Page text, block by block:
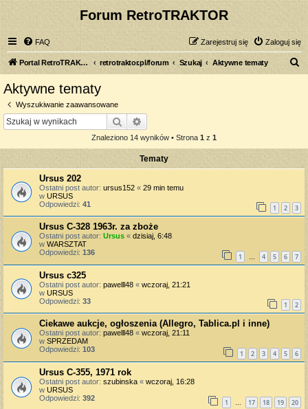
Forum RetroTRAKTOR
FAQ Zaloguj się
Zarejestruj się
Portal RetroTRAKTOR.pl retrotraktor.pl/forum Szukaj Aktywne tematy
Aktywne tematy
Wyszukiwanie zaawansowane
Szukaj
Znaleziono 14 wyników • Strona 1 z 1
Tematy
Ursus 202
Ostatni post autor: ursus152 « 29 min temu
w URSUS
Odpowiedzi: 41 1 2 3
Ursus C-328 1963r. za zboże
Ostatni post autor: Ursus « dzisiaj, 6:48
w WARSZTAT
Odpowiedzi: 136 1 … 4 5 6 7
Ursus c325
Ostatni post autor: pawelll48 « wczoraj, 21:21
w URSUS
Odpowiedzi: 33 1 2
Ciekawe aukcje, ogłoszenia (Allegro, Tablica.pl i inne)
Ostatni post autor: pawelll48 « wczoraj, 21:11
w SPRZEDAM
Odpowiedzi: 103 1 2 3 4 5 6
Ursus C-355, 1971 rok
Ostatni post autor: szubinska « wczoraj, 16:28
w URSUS
Odpowiedzi: 392 1 … 17 18 19 20